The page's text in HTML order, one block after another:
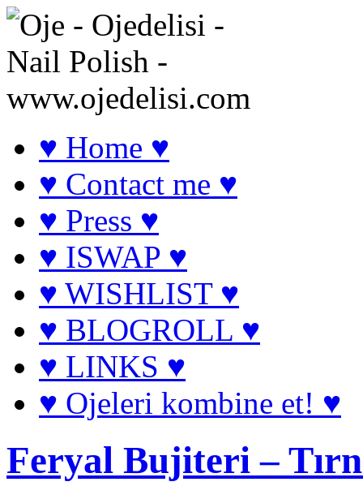
♥ Home ♥
♥ Contact me ♥
♥ Press ♥
♥ ISWAP ♥
♥ WISHLIST ♥
♥ BLOGROLL ♥
♥ LINKS ♥
♥ Ojeleri kombine et! ♥
Feryal Bujiteri –